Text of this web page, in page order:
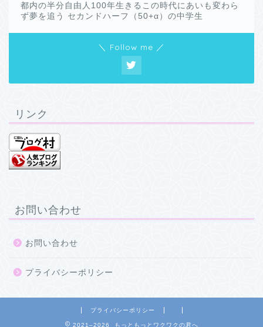
都内の半分自由人100年生きるこの時代にあいも変わら
ず夢を追う セカンドハーフ（50+α）の中学生
＼ Follow me ／
リンク
お問い合わせ
お問い合わせ
プライバシーポリシー
プライバシーポリシー
2021–2026 もっともっとワクワクの君へ